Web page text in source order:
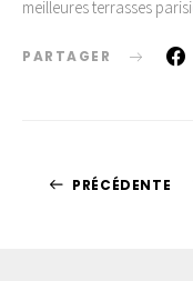
meilleures terrasses
PARTAGER
PRÉCÉDENTE